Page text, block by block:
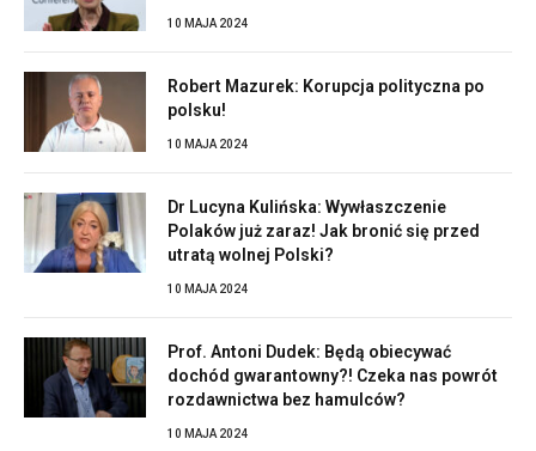
10 MAJA 2024
Robert Mazurek: Korupcja polityczna po
polsku!
10 MAJA 2024
Dr Lucyna Kulińska: Wywłaszczenie
Polaków już zaraz! Jak bronić się przed
utratą wolnej Polski?
10 MAJA 2024
Prof. Antoni Dudek: Będą obiecywać
dochód gwarantowny?! Czeka nas powrót
rozdawnictwa bez hamulców?
10 MAJA 2024